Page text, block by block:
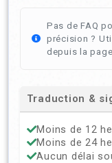
Pas de FAQ
précision ?
depuis la
Traduction &
Moins de 12
Moins de 24
Aucun délai